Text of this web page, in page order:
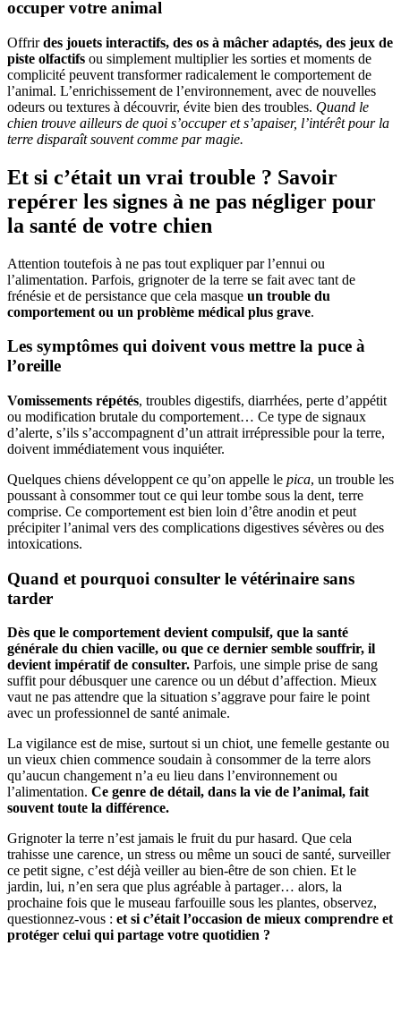
occuper votre animal
Offrirdes jouets interactifs, des os à mâcher adaptés, des jeux de
piste olfactifs ou simplement multiplier les sorties et moments de
complicité peuvent transformer radicalement le comportement de
l’animal. L’enrichissement de l’environnement, avec de nouvelles
odeurs ou textures à découvrir, évite bien des troubles. Quand le
chien trouve ailleurs de quoi s’occuper et s’apaiser, l’intérêt pour la
terre disparaît souvent comme par magie.
Et si c’était un vrai trouble ? Savoir
repérer les signes à ne pas négliger pour
la santé de votre chien
Attention toutefois à ne pas tout expliquer par l’ennui ou
l’alimentation. Parfois, grignoter de la terre se fait avec tant de
frénésie et de persistance que cela masque un trouble du
comportement ou un problème médical plus grave.
Les symptômes qui doivent vous mettre la puce à
l’oreille
Vomissements répétés, troubles digestifs, diarrhées, perte d’appétit
ou modification brutale du comportement… Ce type de signaux
d’alerte, s’ils s’accompagnent d’un attrait irrépressible pour la terre,
doivent immédiatement vous inquiéter.
Quelques chiens développent ce qu’on appelle le pica, un trouble les
poussant à consommer tout ce qui leur tombe sous la dent, terre
comprise. Ce comportement est bien loin d’être anodin et peut
précipiter l’animal vers des complications digestives sévères ou des
intoxications.
Quand et pourquoi consulter le vétérinaire sans
tarder
Dès que le comportement devient compulsif, que la santé
générale du chien vacille, ou que ce dernier semble souffrir, il
devient impératif de consulter. Parfois, une simple prise de sang
suffit pour débusquer une carence ou un début d’affection. Mieux
vaut ne pas attendre que la situation s’aggrave pour faire le point
avec un professionnel de santé animale.
La vigilance est de mise, surtout si un chiot, une femelle gestante ou
un vieux chien commence soudain à consommer de la terre alors
qu’aucun changement n’a eu lieu dans l’environnement ou
l’alimentation. Ce genre de détail, dans la vie de l’animal, fait
souvent toute la différence.
Grignoter la terre n’est jamais le fruit du pur hasard. Que cela
trahisse une carence, un stress ou même un souci de santé, surveiller
ce petit signe, c’est déjà veiller au bien-être de son chien. Et le
jardin, lui, n’en sera que plus agréable à partager… alors, la
prochaine fois que le museau farfouille sous les plantes, observez,
questionnez-vous : et si c’était l’occasion de mieux comprendre et
protéger celui qui partage votre quotidien ?